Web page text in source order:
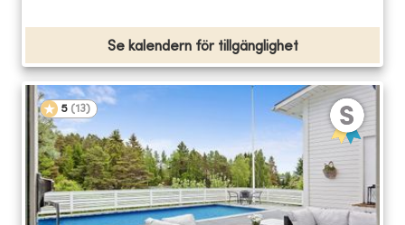
Se kalendern för tillgänglighet
5 (13)